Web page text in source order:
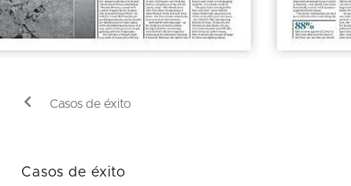
Casos de éxito
Casos de éxito